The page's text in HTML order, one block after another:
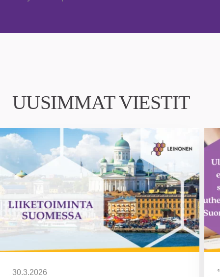
UUSIMMAT VIESTIT
30.3.2026